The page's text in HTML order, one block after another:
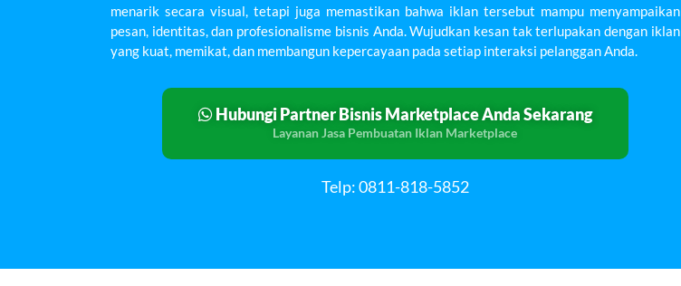
menarik secara visual, tetapi juga memastikan bahwa iklan tersebut mampu menyampaikan
pesan, identitas, dan profesionalisme bisnis Anda. Wujudkan kesan tak terlupakan dengan iklan
yang kuat, memikat, dan membangun kepercayaan pada setiap interaksi pelanggan Anda.
Hubungi Partner Bisnis Marketplace Anda Sekarang
Layanan Jasa Pembuatan Iklan Marketplace
Telp: 0811-818-5852